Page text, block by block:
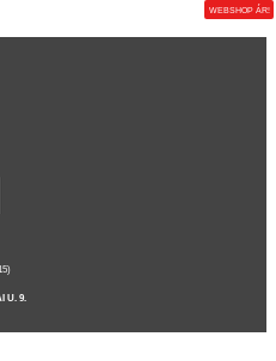
U. 9.
WEBSHOP ÁR!